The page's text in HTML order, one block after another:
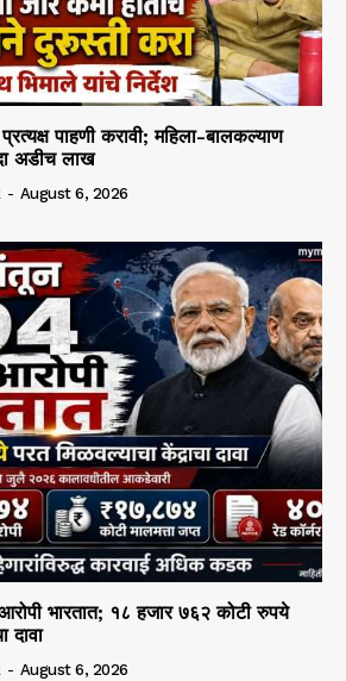
पाहणी करावी; महिला-बालकल्याण
अडीच लाख
- August 6, 2026
भारतात; १८ हजार ७६२ कोटी रुपये
दावा
- August 6, 2026